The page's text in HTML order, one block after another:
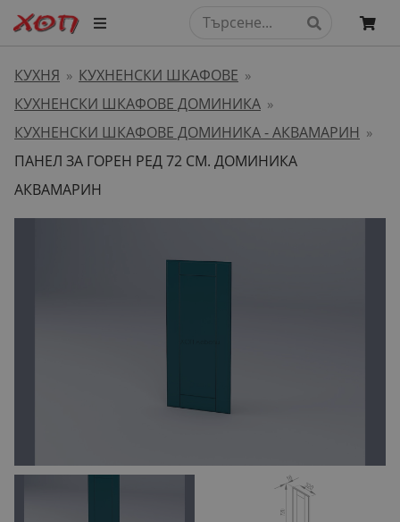
КУХНЯ » КУХНЕНСКИ ШКАФОВЕ »
КУХНЕНСКИ ШКАФОВЕ ДОМИНИКА »
КУХНЕНСКИ ШКАФОВЕ ДОМИНИКА - АКВАМАРИН »
ПАНЕЛ ЗА ГОРЕН РЕД 72 СМ. ДОМИНИКА
АКВАМАРИН